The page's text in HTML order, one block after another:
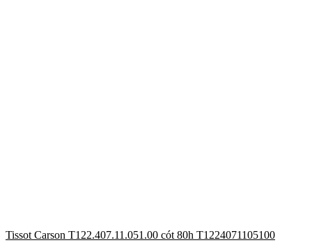
Tissot Carson T122.407.11.051.00 cót 80h T1224071105100